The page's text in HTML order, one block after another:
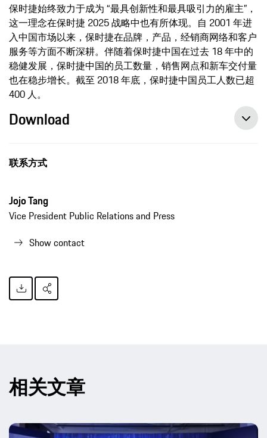
保时捷始终致力于成为 “最具创新性和最具吸引力的雇主”，
这一理念在保时捷 2025 战略中也有所体现。自 2001 年进
入中国市场以来，保时捷在品牌，产品，经销商网络和客户
服务等方面不断深耕。伴随着保时捷中国在过去 18 年中的
稳健发展，保时捷中国的员工数量，销售网点和新车交付量
也在稳步增长。截至 2018 年底，保时捷中国员工人数已超
400 人。
Download
联系方式
Jojo Tang
Vice President Public Relations and Press
Show contact
相关文章